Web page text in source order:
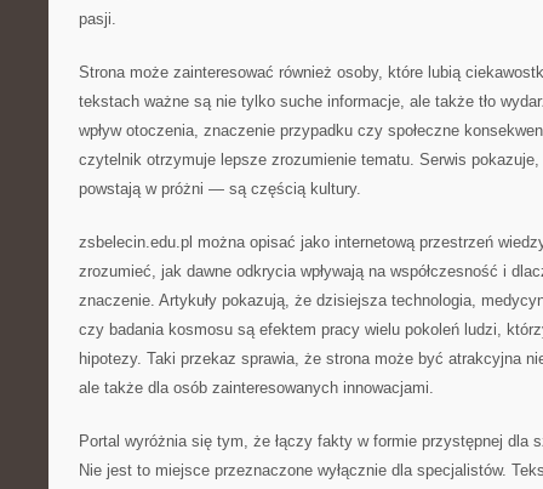
pasji.
Strona może zainteresować również osoby, które lubią
tekstach ważne są nie tylko suche informacje, ale także tło
wpływ otoczenia, znaczenie przypadku czy społeczne
czytelnik otrzymuje lepsze zrozumienie tematu. Serwis
powstają w próżni — są częścią kultury.
zsbelecin.edu.pl można opisać jako internetową przestrzeń
zrozumieć, jak dawne odkrycia wpływają na współczesność i
znaczenie. Artykuły pokazują, że dzisiejsza technologia,
czy badania kosmosu są efektem pracy wielu pokoleń ludzi,
hipotezy. Taki przekaz sprawia, że strona może być atrakcyjna
ale także dla osób zainteresowanych innowacjami.
Portal wyróżnia się tym, że łączy fakty w formie przystępnej dla
Nie jest to miejsce przeznaczone wyłącznie dla specjalistów.